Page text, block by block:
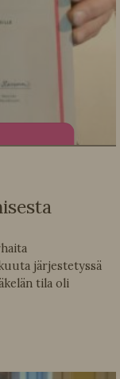
järjestetyssä
tila oli